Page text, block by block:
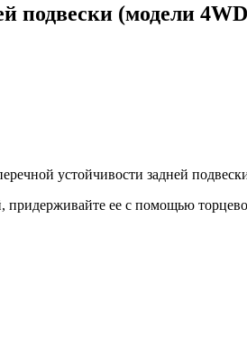
подвески (модели
устойчивости задней
придерживайте ее с помощью